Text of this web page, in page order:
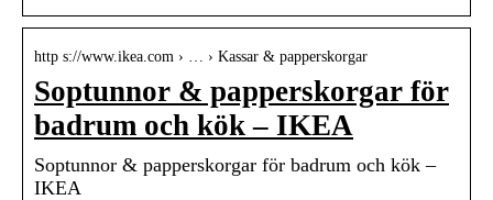
http s://www.ikea.com › … › Kassar & papperskorgar
Soptunnor & papperskorgar för
badrum och kök – IKEA
Soptunnor & papperskorgar för badrum och kök –
IKEA